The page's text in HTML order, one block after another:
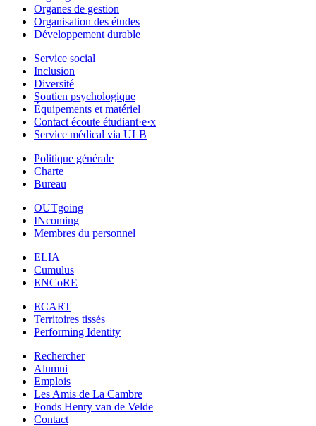
Organes de gestion
Organisation des études
Développement durable
Service social
Inclusion
Diversité
Soutien psychologique
Équipements et matériel
Contact écoute étudiant·e·x
Service médical via ULB
Politique générale
Charte
Bureau
OUTgoing
INcoming
Membres du personnel
ELIA
Cumulus
ENCoRE
ECART
Territoires tissés
Performing Identity
Rechercher
Alumni
Emplois
Les Amis de La Cambre
Fonds Henry van de Velde
Contact